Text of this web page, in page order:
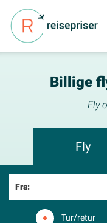
Billige
Fly
Fly
Fra:
Tur/retur